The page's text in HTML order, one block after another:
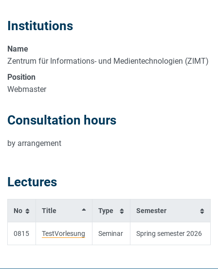
Institutions
Name
Zentrum für Informations- und Medientechnologien (ZIMT)
Position
Webmaster
Consultation hours
by arrangement
Lectures
No Title Type Semester
0815 TestVorlesung Seminar Spring semester 2026